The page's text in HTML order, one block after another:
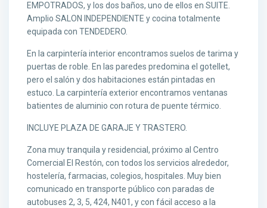
EMPOTRADOS, y los dos baños, uno de ellos en SUITE.
Amplio SALON INDEPENDIENTE y cocina totalmente
equipada con TENDEDERO.
En la carpintería interior encontramos suelos de tarima y
puertas de roble. En las paredes predomina el gotellet,
pero el salón y dos habitaciones están pintadas en
estuco. La carpintería exterior encontramos ventanas
batientes de aluminio con rotura de puente térmico.
INCLUYE PLAZA DE GARAJE Y TRASTERO.
Zona muy tranquila y residencial, próximo al Centro
Comercial El Restón, con todos los servicios alrededor,
hostelería, farmacias, colegios, hospitales. Muy bien
comunicado en transporte público con paradas de
autobuses 2, 3, 5, 424, N401, y con fácil acceso a la